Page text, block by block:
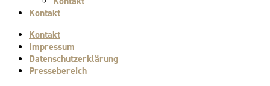
Kontakt
Kontakt
Impressum
Datenschutzerklärung
Pressebereich